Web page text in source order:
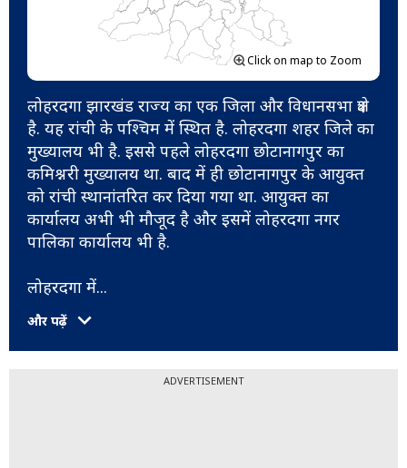
Click on map to Zoom
लोहरदगा झारखंड राज्य का एक जिला और विधानसभा क्षेत्र
है. यह रांची के पश्चिम में स्थित है. लोहरदगा शहर जिले का
मुख्यालय भी है. इससे पहले लोहरदगा छोटानागपुर का
कमिश्नरी मुख्यालय था. बाद में ही छोटानागपुर के आयुक्त
को रांची स्थानांतरित कर दिया गया था. आयुक्त का
कार्यालय अभी भी मौजूद है और इसमें लोहरदगा नगर
पालिका कार्यालय भी है.
लोहरदगा में...
और पढ़ें
ADVERTISEMENT